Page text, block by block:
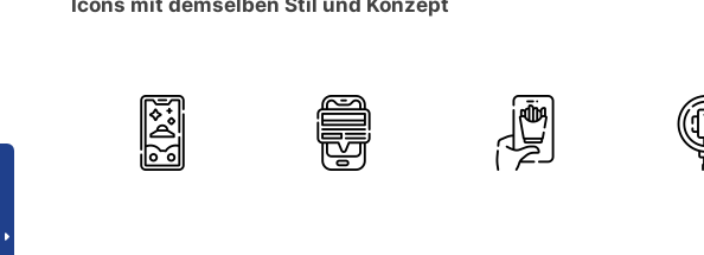
Icons mit demselben Stil und Konzept